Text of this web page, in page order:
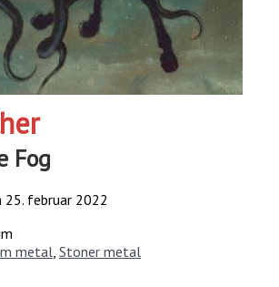
Fog
25. februar 2022
metal Stoner metal